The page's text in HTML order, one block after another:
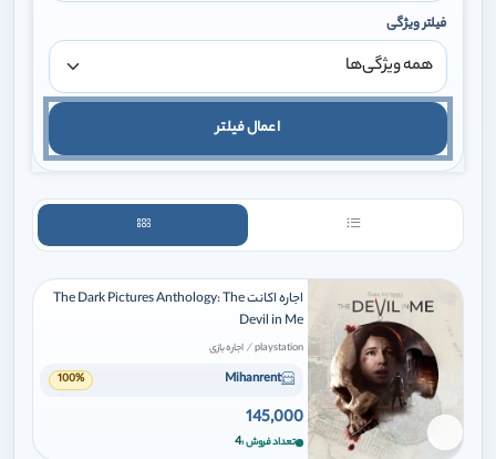
فیلتر ویژگی
اعمال فیلتر
برای افزودن وارد شوید
اجاره اکانت The Dark Pictures Anthology: The
Devil in Me
playstation
/ اجاره بازی
Mihanrent
100%
145,000
تعداد فروش 4